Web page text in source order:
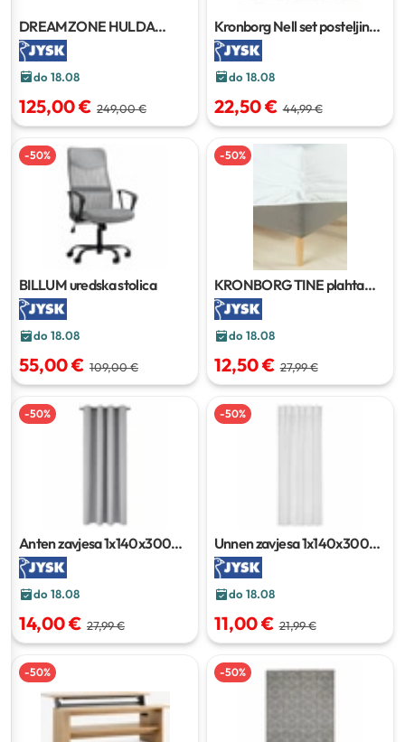
DREAMZONE HULDA
madrac
do 18.08
125,00 € 249,00 €
Kronborg Nell set posteljine
140x200+50x70/75 cm
do 18.08
22,50 € 44,99 €
-50%
BILLUM uredska stolica
do 18.08
55,00 € 109,00 €
-50%
KRONBORG TINE plahta
90x200x35 cm
do 18.08
12,50 € 27,99 €
-50%
Anten zavjesa1x140x300
cm
do 18.08
14,00 € 27,99 €
-50%
Unnen zavjesa1x140x300
cm
do 18.08
11,00 € 21,99 €
-50% -50%